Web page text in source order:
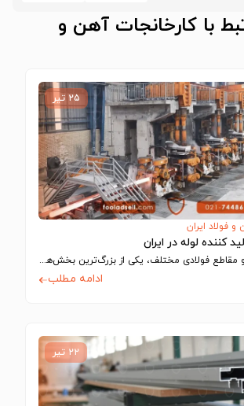
با کارخانجات آهن و
۲۵ تیر
فولاد ایران
کننده لوله در ایران
تولید انواع لوله و مقاطع فولادی مختلف، یکی از بزرگ‌ترین بخش‌های تولیدی را در…
ادامه مطلب
۲۲ تیر